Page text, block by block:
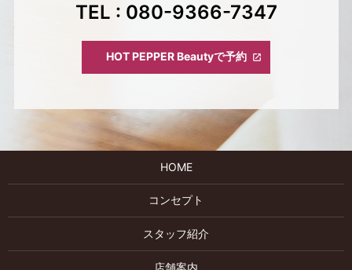
TEL : 080-9366-7347
HOT PEPPER Beautyで予約
HOME
コンセプト
スタッフ紹介
店舗案内